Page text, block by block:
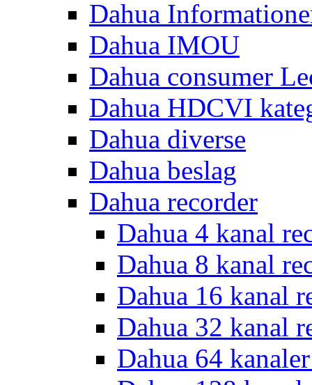
Dahua
Dahua IMOU
Dahua consumer
Dahua HDCVI
Dahua diverse
Dahua beslag
Dahua recorder
Dahua 4 kanal
Dahua 8 kanal
Dahua 16 kanal
Dahua 32 kanal
Dahua 64